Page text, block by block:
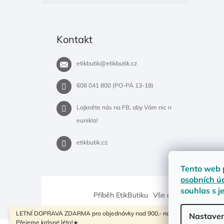
Tento web
osobních
souhlas s
LETNÍ DOPRAVA ZDARMA pro objednávky nad 900,- na pobočky
Přejeme krásné léto!☀️
Kontakt
etikbutik@etikbutik.cz
608 041 800 (PO-PÁ 13-18)
Lajkněte nás na FB, aby Vám nic n
euniklo!
etikbutik.cz
Příběh EtikButiku Vše o nákupu